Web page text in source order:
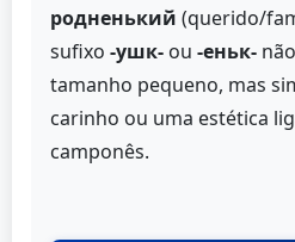
родненький (querido/
sufixo -ушк- ou -еньк-
tamanho pequeno, mas
carinho ou uma estética
camponês.